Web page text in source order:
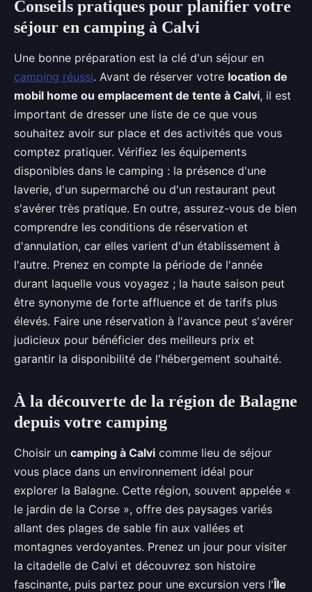
Conseils pratiques pour planifier votre
séjour en camping à Calvi
Une bonne préparation est la clé d'un séjour en
camping réussi. Avant de réserver votre location de
mobil home ou emplacement de tente à Calvi, il est
important de dresser une liste de ce que vous
souhaitez avoir sur place et des activités que vous
comptez pratiquer. Vérifiez les équipements
disponibles dans le camping : la présence d'une
laverie, d'un supermarché ou d'un restaurant peut
s'avérer très pratique. En outre, assurez-vous de bien
comprendre les conditions de réservation et
d'annulation, car elles varient d'un établissement à
l'autre. Prenez en compte la période de l'année
durant laquelle vous voyagez ; la haute saison peut
être synonyme de forte affluence et de tarifs plus
élevés. Faire une réservation à l'avance peut s'avérer
judicieux pour bénéficier des meilleurs prix et
garantir la disponibilité de l'hébergement souhaité.
À la découverte de la région de Balagne
depuis votre camping
Choisir un camping à Calvi comme lieu de séjour
vous place dans un environnement idéal pour
explorer la Balagne. Cette région, souvent appelée «
le jardin de la Corse », offre des paysages variés
allant des plages de sable fin aux vallées et
montagnes verdoyantes. Prenez un jour pour visiter
la citadelle de Calvi et découvrez son histoire
fascinante, puis partez pour une excursion vers l'Île